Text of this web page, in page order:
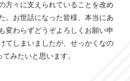
方々に支えられていることを改め
。お世話になった皆様、本当にあ
変わらずどうぞよろしくお願い申
てしまいましたが、せっかくなの
みたいと思います。